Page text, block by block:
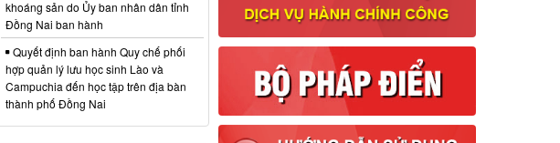
khoáng sản do Ủy ban nhân dân tỉnh
Đồng Nai ban hành
Quyết định ban hành Quy chế phối
hợp quản lý lưu học sinh Lào và
Campuchia đến học tập trên địa bàn
thành phố Đồng Nai